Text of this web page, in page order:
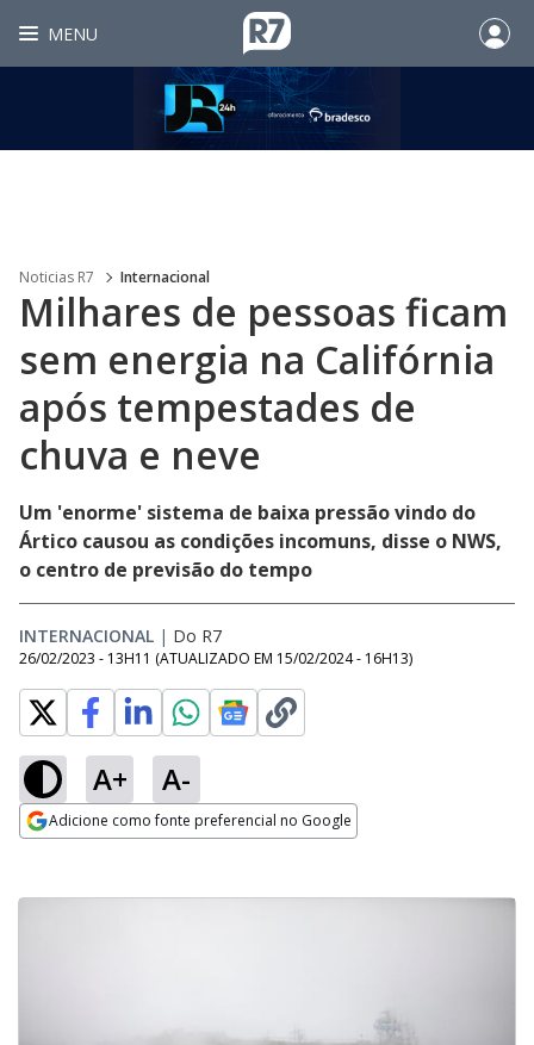
MENU
Noticias R7 Internacional
Milhares de pessoas ficam
sem energia na Califórnia
após tempestades de
chuva e neve
Um 'enorme' sistema de baixa pressão vindo do
Ártico causou as condições incomuns, disse o NWS,
o centro de previsão do tempo
INTERNACIONAL | Do R7
26/02/2023 - 13H11 (ATUALIZADO EM 15/02/2024 - 16H13)
A+ A-
Adicione como fonte preferencial no Google